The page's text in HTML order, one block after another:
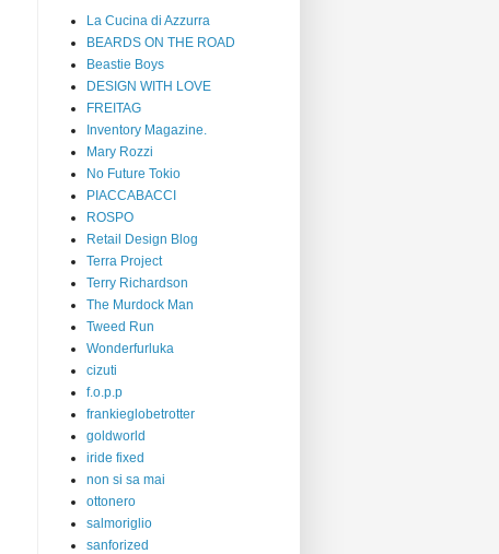
La Cucina di Azzurra
BEARDS ON THE ROAD
Beastie Boys
DESIGN WITH LOVE
FREITAG
Inventory Magazine.
Mary Rozzi
No Future Tokio
PIACCABACCI
ROSPO
Retail Design Blog
Terra Project
Terry Richardson
The Murdock Man
Tweed Run
Wonderfurluka
cizuti
f.o.p.p
frankieglobetrotter
goldworld
iride fixed
non si sa mai
ottonero
salmoriglio
sanforized